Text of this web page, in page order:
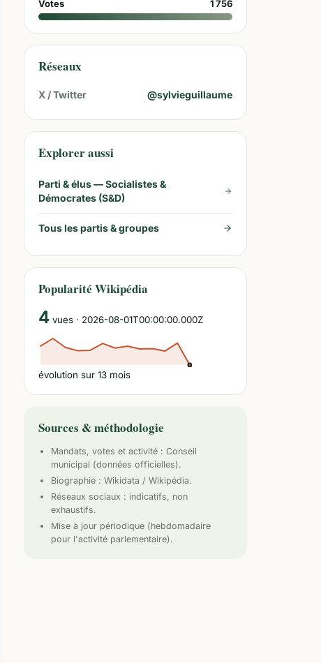
Votes 1 756
Réseaux
X / Twitter @sylvieguillaume
Explorer aussi
Parti & élus —Socialistes &
Démocrates (S&D)
Tous les partis & groupes
Popularité Wikipédia
4 vues · 2026-08-01T00:00:00.000Z
évolution sur 13 mois
Sources & méthodologie
Mandats, votes et activité : Conseil
municipal (données officielles).
Biographie : Wikidata / Wikipédia.
Réseaux sociaux : indicatifs, non
exhaustifs.
Mise à jour périodique (hebdomadaire
pour l'activité parlementaire).